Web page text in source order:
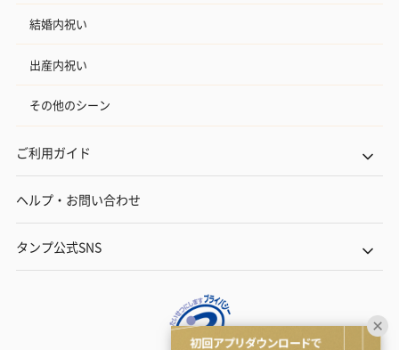
結婚内祝い
出産内祝い
その他のシーン
ご利用ガイド
ヘルプ・お問い合わせ
タンプ公式SNS